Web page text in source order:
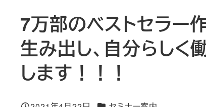
7万部のベストセラー
生み出し、自分らしく
します！！！